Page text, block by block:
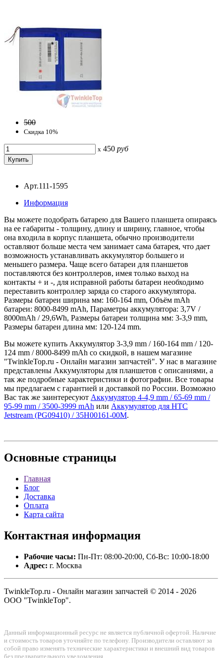
500
Скидка 10%
x 450 руб
Арт.111-1595
Информация
Вы можете подобрать батарею для Вашего планшета опираясь
на ее габариты - толщину, длину и ширину, главное, чтобы
она входила в корпус планшета, обычно производители
оставляют больше места чем занимает сама батарея, что дает
возможность устанавливать аккумулятор большего и
меньшего размера. Чаще всего батареи для планшетов
поставляются без контроллеров, имея только выход на
контакты + и -, для исправной работы батареи необходимо
переставить контроллер заряда со старого аккумулятора.
Размеры батареи ширина мм: 160-164 mm, Объём mAh
батареи: 8000-8499 mAh, Параметры аккумулятора: 3,7V /
8000mAh / 29,6Wh, Размеры батареи толщина мм: 3-3,9 mm,
Размеры батареи длина мм: 120-124 mm.
Вы можете купить Аккумулятор 3-3,9 mm / 160-164 mm / 120-
124 mm / 8000-8499 mAh со скидкой, в нашем магазине
"TwinkleTop.ru - Онлайн магазин запчастей". У нас в магазине
представлены Аккумуляторы для планшетов с описаниями, а
так же подробные характеристики и фотографии. Все товары
мы предлагаем с гарантией и доставкой по России. Возможно
Вас так же заинтересуют Аккумулятор 4-4,9 mm / 65-69 mm /
95-99 mm / 3500-3999 mAh или Аккумулятор для HTC
Jetstream (PG09410) / 35H00161-00M.
Основные страницы
Главная
Блог
Доставка
Оплата
Карта сайта
Контактная информация
Рабочие часы: Пн-Пт: 08:00-20:00, Сб-Вс: 10:00-18:00
Адрес: г. Москва
TwinkleTop.ru - Онлайн магазин запчастей © 2014 - 2026
ООО "TwinkleTop".
Данный информационный ресурс не является публичной офертой. Наличие
и стоимость товаров уточняйте по телефону. Производители оставляют за
собой право изменять технические характеристики и внешний вид товаров
без предварительного уведомления.